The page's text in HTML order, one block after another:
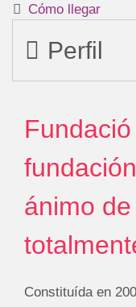
Cómo llegar
Perfil
ánimo
Constituída en